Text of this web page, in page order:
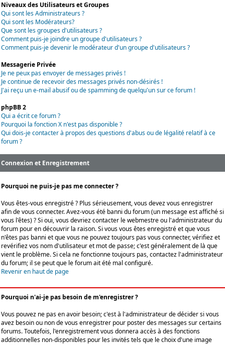
Niveaux des Utilisateurs et Groupes
Qui sont les Administrateurs ?
Qui sont les Modérateurs?
Que sont les groupes d'utilisateurs ?
Comment puis-je joindre un groupe d'utilisateurs ?
Comment puis-je devenir le modérateur d'un groupe d'utilisateurs ?
Messagerie Privée
Je ne peux pas envoyer de messages privés !
Je continue de recevoir des messages privés non-désirés !
J'ai reçu un e-mail abusif ou de spamming de quelqu'un sur ce forum !
phpBB 2
Qui a écrit ce forum ?
Pourquoi la fonction X n'est pas disponible ?
Qui dois-je contacter à propos des questions d'abus ou de légalité relatif à ce
forum ?
Connexion et Enregistrement
Pourquoi ne puis-je pas me connecter ?
Vous êtes-vous enregistré ? Plus sérieusement, vous devez vous enregistrer
afin de vous connecter. Avez-vous été banni du forum (un message est affiché si
vous l'êtes) ? Si oui, vous devriez contacter le webmestre ou l'administrateur du
forum pour en découvrir la raison. Si vous vous êtes enregistré et que vous
n'êtes pas banni et que vous ne pouvez toujours pas vous connecter, vérifiez et
revérifiez vos nom d'utilisateur et mot de passe; c'est généralement de là que
vient le problème. Si cela ne fonctionne toujours pas, contactez l'administrateur
du forum; il se peut que le forum ait été mal configuré.
Revenir en haut de page
Pourquoi n'ai-je pas besoin de m'enregistrer ?
Vous pouvez ne pas en avoir besoin; c'est à l'administrateur de décider si vous
avez besoin ou non de vous enregistrer pour poster des messages sur certains
forums. Toutefois, l'enregistrement vous donnera accès à des fonctions
additionnelles non-disponibles pour les invités tels que le choix d'une image